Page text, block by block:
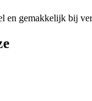
en gemakkelijk bij